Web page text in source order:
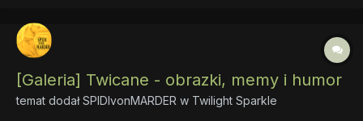
[Galeria] Twicane - obrazki, memy i humor
temat dodałSPIDIvonMARDER w Twilight Sparkle